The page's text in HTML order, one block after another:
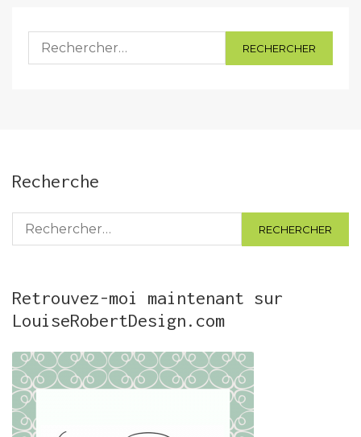
Rechercher :
Recherche
Rechercher :
Retrouvez-moi maintenant sur
LouiseRobertDesign.com